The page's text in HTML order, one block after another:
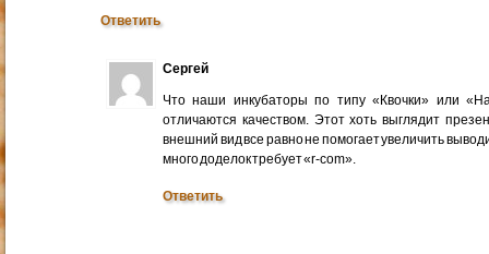
Ответить
Сергей
Что наши инкубаторы по типу «Квочки» или
отличаются качеством. Этот хоть выглядит
внешний вид все равно не помогает увеличить
много доделок требует «r-com».
Ответить